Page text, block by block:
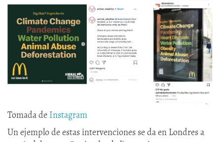
Tomada de Instagram
Un ejemplo de estas intervenciones se da en Londres a